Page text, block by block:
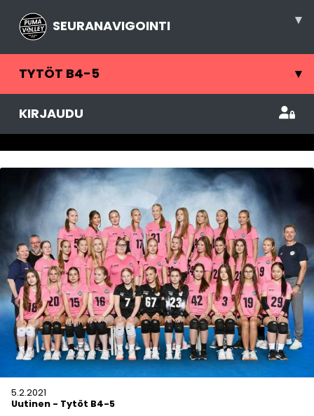
SEURANAVIGOINTI ▾
TYTÖT B4-5 ▾
KIRJAUDU
5.2.2021
Uutinen - Tytöt B4-5